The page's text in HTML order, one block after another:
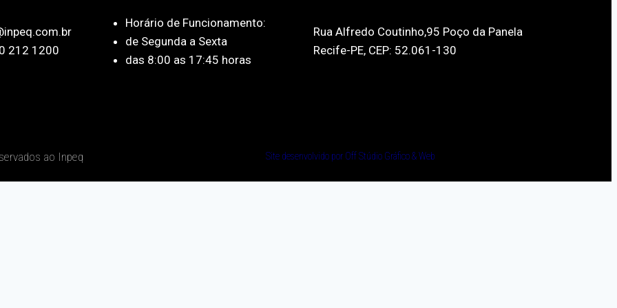
212 1200
Horário de Funcionamento:
de Segunda a Sexta
das 8:00 as 17:45 horas
Rua Alfredo Coutinho,95 Poço da Panela
Recife-PE, CEP: 52.061-130
ao Inpeq Site desenvolvido por Off Stúdio Gráfico & Web